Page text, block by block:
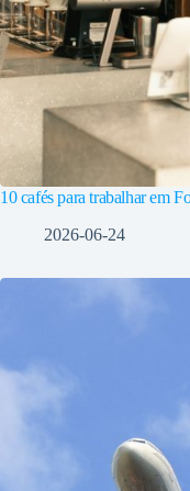
10 cafés para trabalhar em
2026-06-24